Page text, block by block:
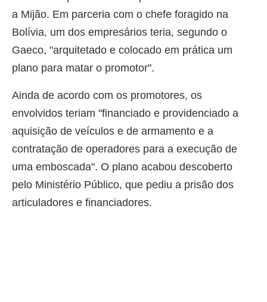
a Mijão. Em parceria com o chefe foragido na
Bolívia, um dos empresários teria, segundo o
Gaeco, "arquitetado e colocado em prática um
plano para matar o promotor".
Ainda de acordo com os promotores, os
envolvidos teriam "financiado e providenciado a
aquisição de veículos e de armamento e a
contratação de operadores para a execução de
uma emboscada". O plano acabou descoberto
pelo Ministério Público, que pediu a prisão dos
articuladores e financiadores.